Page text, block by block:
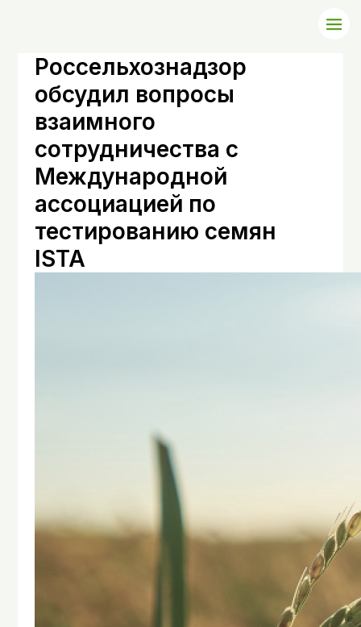
Россельхознадзор
обсудил вопросы
взаимного
сотрудничества с
Международной
ассоциацией по
тестированию семян
ISTA